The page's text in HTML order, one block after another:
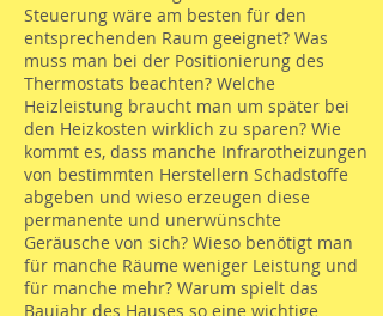
Steuerung wäre am besten für den
entsprechenden Raum geeignet? Was
muss man bei der Positionierung des
Thermostats beachten? Welche
Heizleistung braucht man um später bei
den Heizkosten wirklich zu sparen? Wie
kommt es, dass manche Infrarotheizungen
von bestimmten Herstellern Schadstoffe
abgeben und wieso erzeugen diese
permanente und unerwünschte
Geräusche von sich? Wieso benötigt man
für manche Räume weniger Leistung und
für manche mehr? Warum spielt das
Baujahr des Hauses so eine wichtige